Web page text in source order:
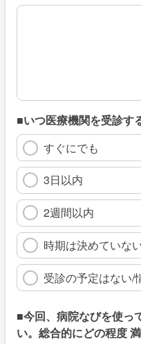
※具体的に、どのような
■いつ医療機関を受診す
すぐにでも
3日以内
2週間以内
時期は決めていな
受診の予定はない/
■今回、病院なびを使っ
い。総合的にどの程度